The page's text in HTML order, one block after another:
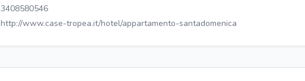
3408580546
http://www.case-tropea.it/hotel/appartamento-santadomenica